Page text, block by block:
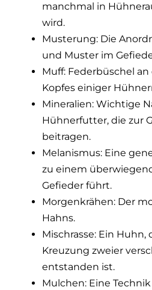
manchmal in
wird.
Musterung: Die
und Muster im
Muff: Federbüschel
Kopfes einiger
Mineralien: Wichtige
Hühnerfutter, die zur
beitragen.
Melanismus: Eine
zu einem
Gefieder führt.
Morgenkrähen: Der
Hahns.
Mischrasse: Ein Huhn,
Kreuzung zweier
entstanden ist.
Mulchen: Eine